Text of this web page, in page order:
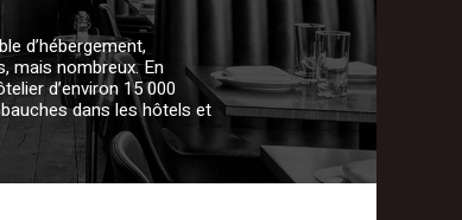
d’hébergement,
mais nombreux. En
d’environ 15 000
dans les hôtels et